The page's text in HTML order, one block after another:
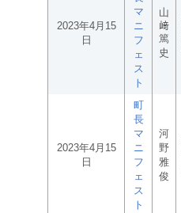
2023年4月15
日
マ
ニ
フ
ェ
ス
ト
山
﨑
篤
史
2023年4月15
日
町
長
マ
ニ
フ
ェ
ス
ト
河
野
雅
俊